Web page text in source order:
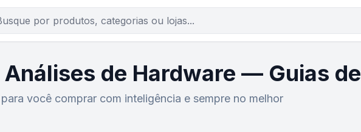
de Hardware — Guias
você comprar com inteligência e sempre no melhor